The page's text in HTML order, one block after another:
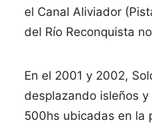
el Canal Aliviador
del Río Reconquista
En el 2001 y 2002,
desplazando isleños
500hs ubicadas en la